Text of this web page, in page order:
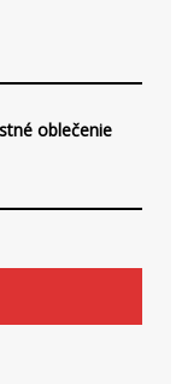
oblečenie